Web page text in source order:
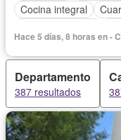
Cocina integral
Cuarto de Limpieza
Despacho
Wifi
Sin amueblar
Hace 5 días, 8 horas en -
Departamento
387 resultados